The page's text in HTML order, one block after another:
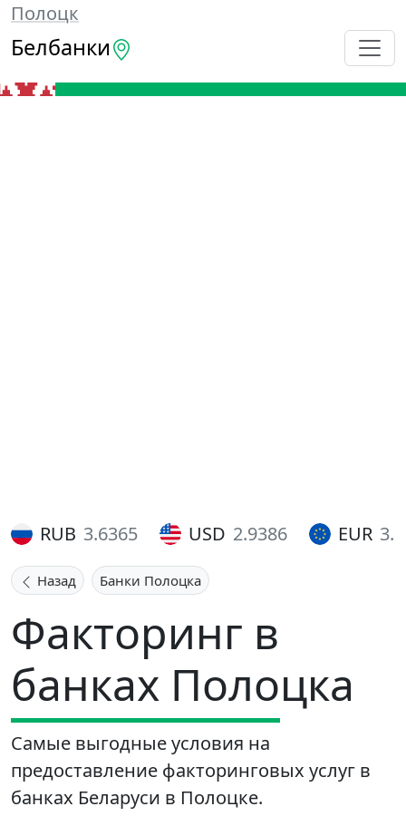
Полоцк
Белбанки
RUB 3.6365 USD 2.9386 EUR
Назад Банки Полоцка
Факторинг в
банках Полоцка
Самые выгодные условия на
предоставление факторинговых услуг в
банках Беларуси в Полоцке.